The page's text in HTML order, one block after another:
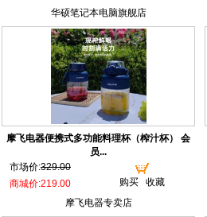
华硕笔记本电脑旗舰店
摩飞电器便携式多功能料理杯（榨汁杯） 会
员...
市场价:329.00
购买
收藏
商城价:219.00
摩飞电器专卖店